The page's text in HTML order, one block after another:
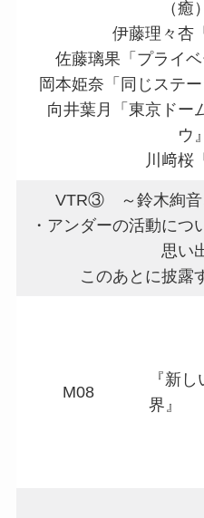
（癒
伊藤理々杏
佐藤璃果「プライ
岡本姫奈「同じステ
向井葉月「東京ドー
ウ
川﨑桜
VTR③ ～鈴木絢音
・アンダーの活動に
思い
このあとに披露
M08
『新
界』